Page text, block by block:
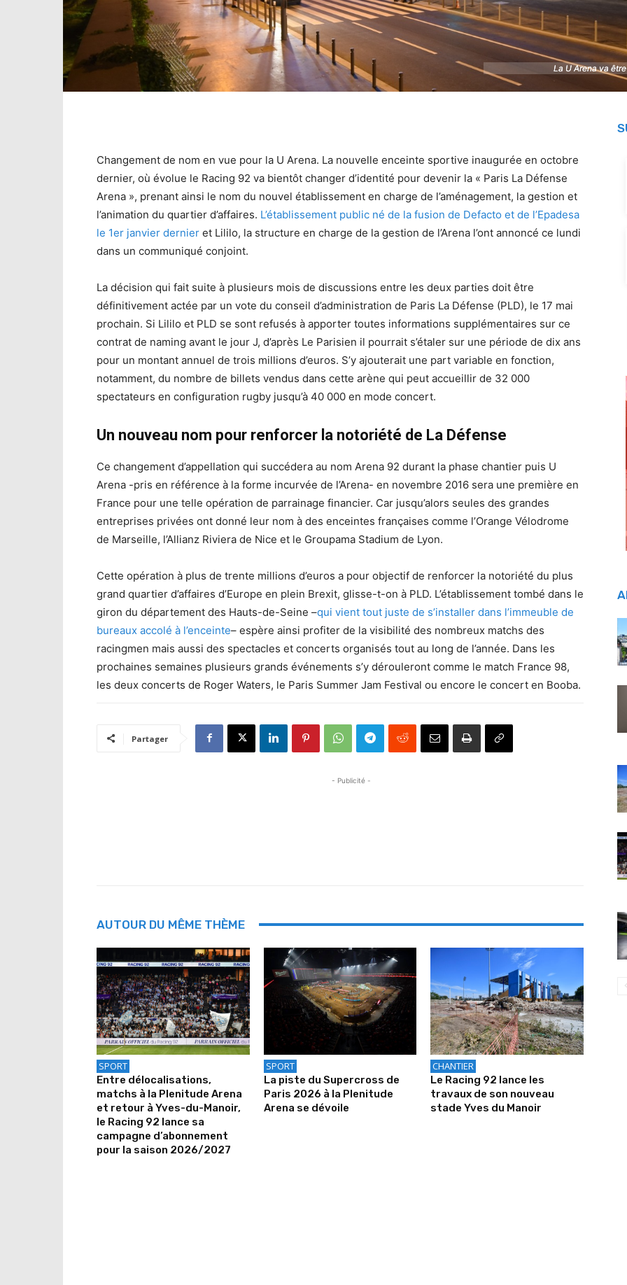
La U Arena va
La U Arena va
Changement de nom en vue pour la U Arena. La nouvelle enceinte sportive inaugurée en octobre
dernier, où évolue le Racing 92 va bientôt changer d’identité pour devenir la « Paris La Défense
Arena », prenant ainsi le nom du nouvel établissement en charge de l’aménagement, la gestion et
l’animation du quartier d’affaires. L’établissement public né de la fusion de Defacto et de l’Epadesa
le 1er janvier dernier et Lililo, la structure en charge de la gestion de l’Arena l’ont annoncé ce lundi
dans un communiqué conjoint.
La décision qui fait suite à plusieurs mois de discussions entre les deux parties doit être
définitivement actée par un vote du conseil d’administration de Paris La Défense (PLD), le 17 mai
prochain. Si Lililo et PLD se sont refusés à apporter toutes informations supplémentaires sur ce
contrat de naming avant le jour J, d’après Le Parisien il pourrait s’étaler sur une période de dix ans
pour un montant annuel de trois millions d’euros. S’y ajouterait une part variable en fonction,
notamment, du nombre de billets vendus dans cette arène qui peut accueillir de 32 000
spectateurs en configuration rugby jusqu’à 40 000 en mode concert.
Un nouveau nom pour renforcer la notoriété de La Défense
Ce changement d’appellation qui succédera au nom Arena 92 durant la phase chantier puis U
Arena -pris en référence à la forme incurvée de l’Arena- en novembre 2016 sera une première en
France pour une telle opération de parrainage financier. Car jusqu’alors seules des grandes
entreprises privées ont donné leur nom à des enceintes françaises comme l’Orange Vélodrome
de Marseille, l’Allianz Riviera de Nice et le Groupama Stadium de Lyon.
Cette opération à plus de trente millions d’euros a pour objectif de renforcer la notoriété du plus
grand quartier d’affaires d’Europe en plein Brexit, glisse-t-on à PLD. L’établissement tombé dans le
giron du département des Hauts-de-Seine –qui vient tout juste de s’installer dans l’immeuble de
bureaux accolé à l’enceinte– espère ainsi profiter de la visibilité des nombreux matchs des
racingmen mais aussi des spectacles et concerts organisés tout au long de l’année. Dans les
prochaines semaines plusieurs grands événements s’y dérouleront comme le match France 98,
les deux concerts de Roger Waters, le Paris Summer Jam Festival ou encore le concert en Booba.
Partager
- Publicité -
AUTOUR DU MÊME THÈME
SPORT
Entre délocalisations,
matchs à la Plenitude Arena
et retour à Yves-du-Manoir,
le Racing 92 lance sa
campagne d’abonnement
pour la saison 2026/2027
SPORT
La piste du Supercross de
Paris 2026 à la Plenitude
Arena se dévoile
CHANTIER
Le Racing 92 lance les
travaux de son nouveau
stade Yves du Manoir